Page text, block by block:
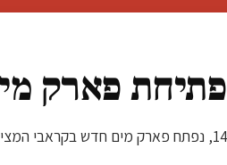
פתיחת פארק
14/5/2025, נפתח פארק מים חדש